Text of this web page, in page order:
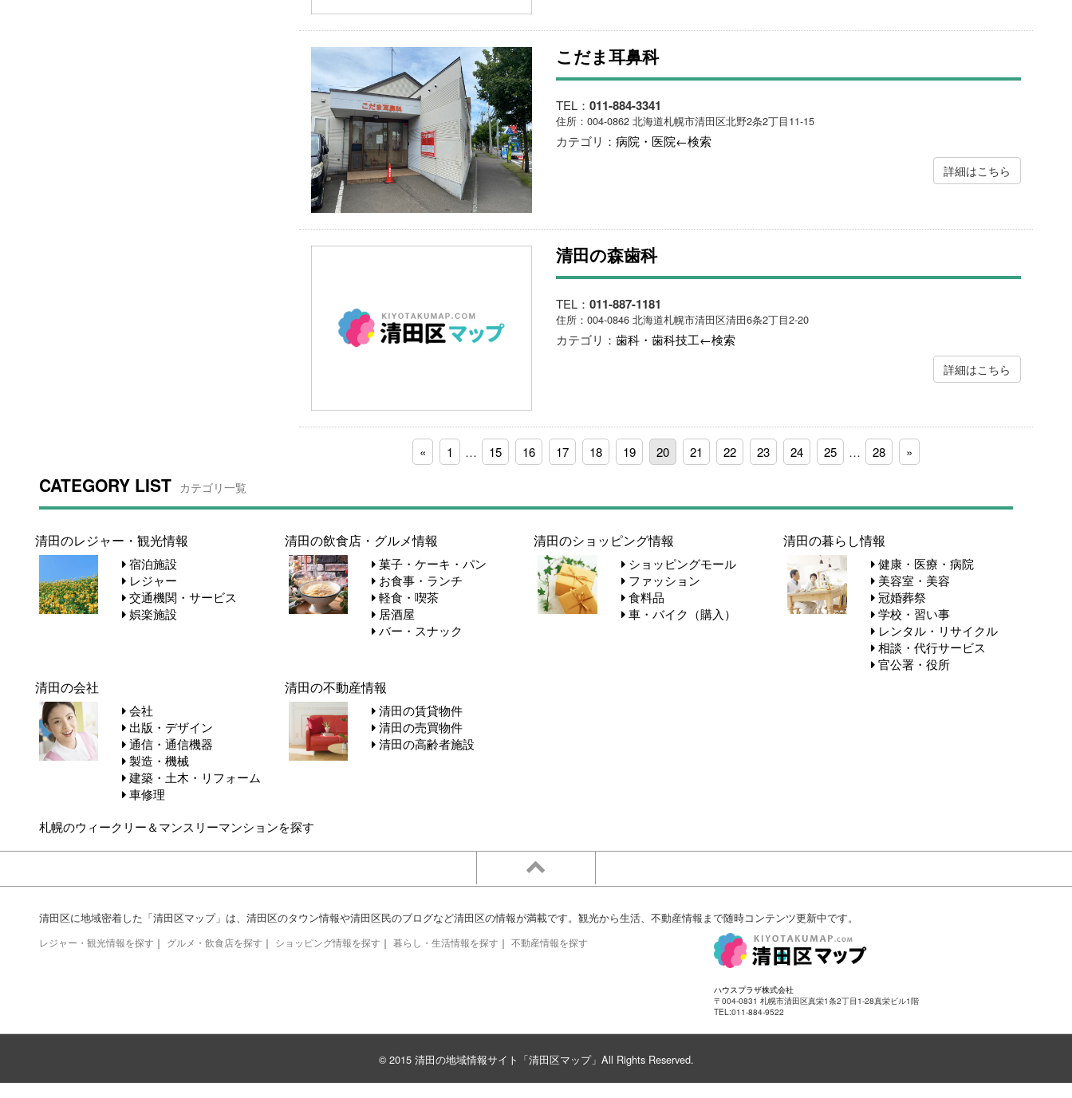
こだま耳鼻科
TEL： 011-884-3341
住所：004-0862 北海道札幌市清田区北野2条2丁目11-15
カテゴリ： 病院・医院←検索
詳細はこちら
清田の森歯科
TEL： 011-887-1181
住所：004-0846 北海道札幌市清田区清田6条2丁目2-20
カテゴリ： 歯科・歯科技工←検索
詳細はこちら
« 1 … 15 16 17 18 19 20 21 22 23 24 25 … 28 »
CATEGORY LIST カテゴリ一覧
清田のレジャー・観光情報
宿泊施設
レジャー
交通機関・サービス
娯楽施設
清田の飲食店・グルメ情報
菓子・ケーキ・パン
お食事・ランチ
軽食・喫茶
居酒屋
バー・スナック
清田のショッピング情報
ショッピングモール
ファッション
食料品
車・バイク（購入）
清田の暮らし情報
健康・医療・病院
美容室・美容
冠婚葬祭
学校・習い事
レンタル・リサイクル
相談・代行サービス
官公署・役所
清田の会社
会社
出版・デザイン
通信・通信機器
製造・機械
建築・土木・リフォーム
車修理
清田の不動産情報
清田の賃貸物件
清田の売買物件
清田の高齢者施設
札幌のウィークリー＆マンスリーマンションを探す
清田区に地域密着した「清田区マップ」は、清田区のタウン情報や清田区民のブログなど清田区の情報が満載です。観光から生活、不動産情報まで随時コンテンツ更新中です。
レジャー・観光情報を探す ｜ グルメ・飲食店を探す ｜ ショッピング情報を探す ｜ 暮らし・生活情報を探す ｜ 不動産情報を探す
ハウスプラザ株式会社
〒004-0831 札幌市清田区真栄1条2丁目1-28真栄ビル1階
TEL:011-884-9522
© 2015 清田の地域情報サイト「清田区マップ」All Rights Reserved.